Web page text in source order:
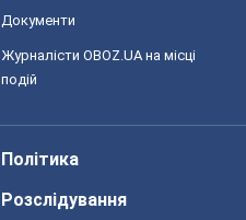
Документи
Журналісти OBOZ.UA на місці
подій
Політика
Розслідування